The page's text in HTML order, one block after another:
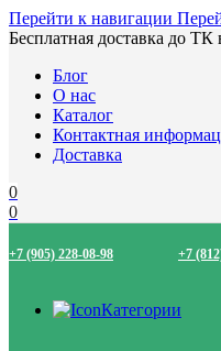
Перейти к навигации
Бесплатная доставка до ТК
Блог
О нас
Каталог
Контактная
Доставка
0
0
+7 (905) 228-08-98 +7
Категории